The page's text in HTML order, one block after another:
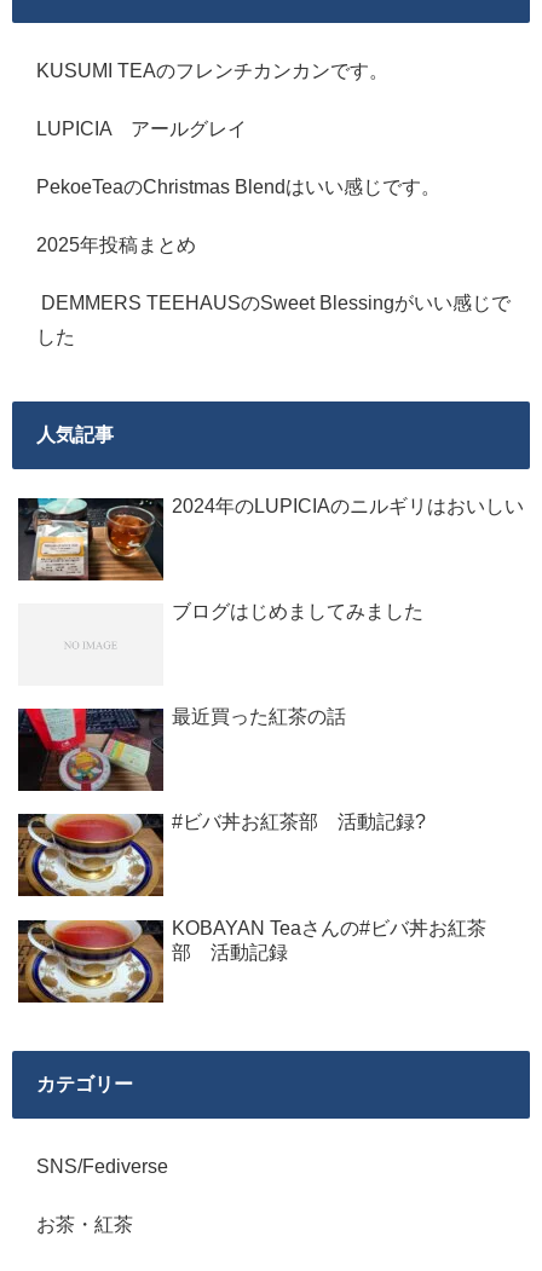
KUSUMI TEAのフレンチカンカンです。
LUPICIA アールグレイ
PekoeTeaのChristmas Blendはいい感じです。
2025年投稿まとめ
DEMMERS TEEHAUSのSweet Blessingがいい感じで
した
人気記事
2024年のLUPICIAのニルギリはおいしい
ブログはじめましてみました
最近買った紅茶の話
#ビバ丼お紅茶部 活動記録?
KOBAYAN Teaさんの#ビバ丼お紅茶
部 活動記録
カテゴリー
SNS/Fediverse
お茶・紅茶